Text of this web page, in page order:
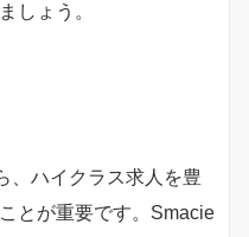
しょう。
、ハイクラス求人を豊
とが重要です。Smacie